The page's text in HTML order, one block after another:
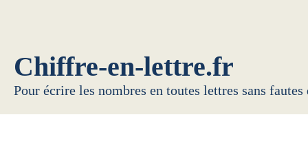
Chiffre-en-lettre.fr
Pour écrire les nombres en toutes lettres sans